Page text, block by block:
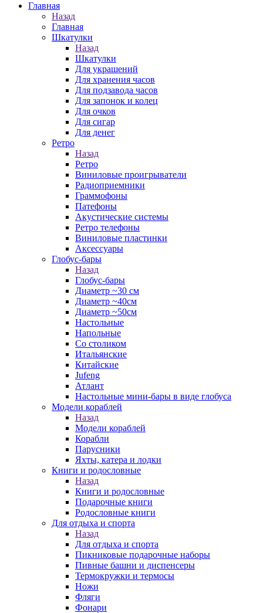
Главная
Назад
Главная
Шкатулки
Назад
Шкатулки
Для украшений
Для хранения часов
Для подзавода часов
Для запонок и колец
Для очков
Для сигар
Для денег
Ретро
Назад
Ретро
Виниловые проигрыватели
Радиоприемники
Граммофоны
Патефоны
Акустические системы
Ретро телефоны
Виниловые пластинки
Аксессуары
Глобус-бары
Назад
Глобус-бары
Диаметр ~30 см
Диаметр ~40см
Диаметр ~50см
Настольные
Напольные
Со столиком
Итальянские
Китайские
Jufeng
Атлант
Настольные мини-бары в виде глобуса
Модели кораблей
Назад
Модели кораблей
Корабли
Парусники
Яхты, катера и лодки
Книги и родословные
Назад
Книги и родословные
Подарочные книги
Родословные книги
Для отдыха и спорта
Назад
Для отдыха и спорта
Пикниковые подарочные наборы
Пивные башни и диспенсеры
Термокружки и термосы
Ножи
Фляги
Фонари